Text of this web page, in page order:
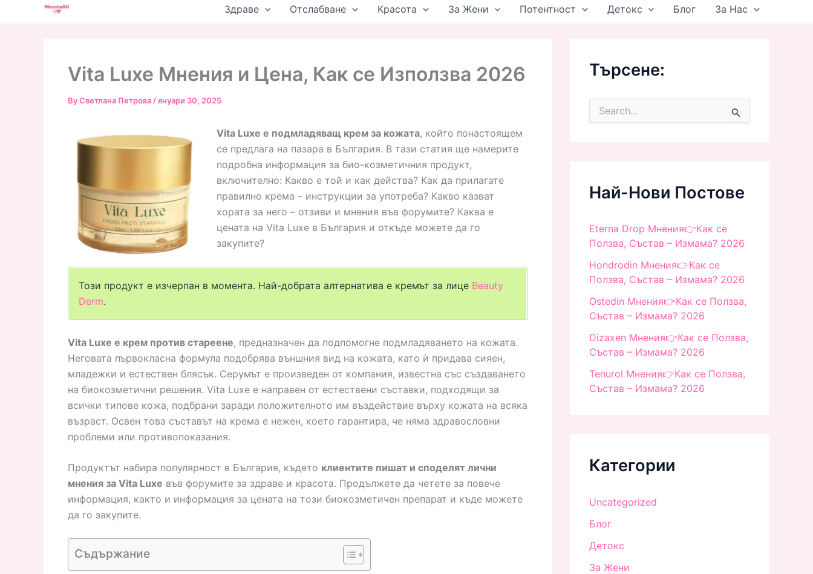
to
Здраве Отслабване Красота За Жени Потентност Детокс Блог За Нас
Vita Luxe Мнения и Цена, Как се Използва 2026
ByСветлана Петрова /януари 30, 2025
Vita Luxe е подмладяващ крем за кожата, който понастоящем
се предлага на пазара в България. В тази статия ще намерите
подробна информация за био-козметичния продукт,
включително: Какво е той и как действа? Как да прилагате
правилно крема – инструкции за употреба? Какво казват
хората за него – отзиви и мнения във форумите? Каква е
цената на Vita Luxe в България и откъде можете да го
закупите?
Този продукт е изчерпан в момента. Най-добрата алтернатива е кремът за лице Beauty
Derm.
Vita Luxe е крем против стареене, предназначен да подпомогне подмладяването на кожата.
Неговата първокласна формула подобрява външния вид на кожата, като ѝ придава сияен,
младежки и естествен блясък. Серумът е произведен от компания, известна със създаването
на биокозметични решения. Vita Luxe е направен от естествени съставки, подходящи за
всички типове кожа, подбрани заради положителното им въздействие върху кожата на всяка
възраст. Освен това съставът на крема е нежен, което гарантира, че няма здравословни
проблеми или противопоказания.
Продуктът набира популярност в България, където клиентите пишат и споделят лични
мнения за Vita Luxe във форумите за здраве и красота. Продължете да четете за повече
информация, както и информация за цената на този биокозметичен препарат и къде можете
да го закупите.
Съдържание
Търсене:
o
rНай-Нови Постове
Eterna Drop Мнения👉Как се
Ползва, Състав – Измама? 2026
Hondrodin Мнения👉Как се
Ползва, Състав – Измама? 2026
Ostedin Мнения👉Как се Ползва,
Състав – Измама? 2026
Dizaxen Мнения👉Как се Ползва,
Състав – Измама? 2026
Tenurol Мнения👉Как се Ползва,
Състав – Измама? 2026
Категории
Uncategorized
Блог
Детокс
За Жени